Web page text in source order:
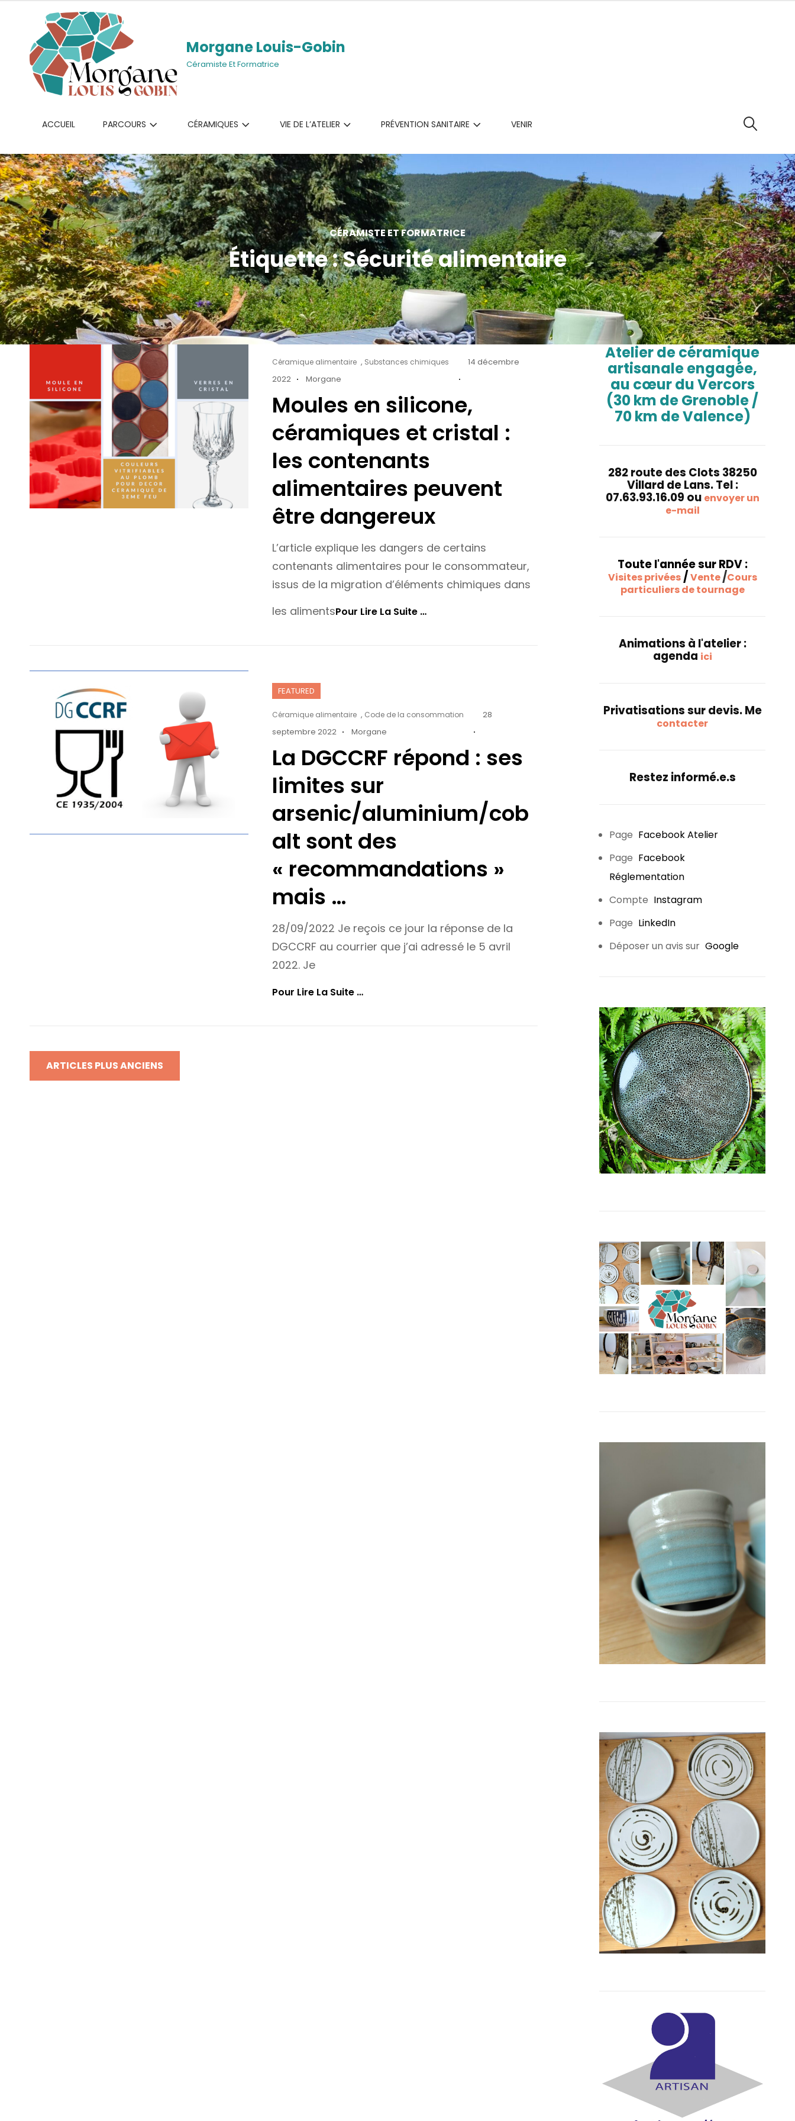
Morgane Louis-Gobin
Céramiste Et Formatrice
ACCUEIL PARCOURS CÉRAMIQUES VIE DE L’ATELIER PRÉVENTION SANITAIRE VENIR
CÉRAMISTE ET FORMATRICE
Étiquette :Sécurité alimentaire
Cat
Céramique alimentaire , Substances chimiques
Posted
14 décembre
2022
Morgane
Moules en silicone,
céramiques et cristal :
les contenants
alimentaires peuvent
être dangereux
L’article explique les dangers de certains
contenants alimentaires pour le consommateur,
issus de la migration d’éléments chimiques dans
les alimentsPour Lire La Suite …Moules
Peuvent
FEATURED
Cat
Céramique alimentaire , Code de la consommation
Posted
28
septembre 2022
Morgane
La DGCCRF répond : ses
limites sur
arsenic/aluminium/cob
alt sont des
« recommandations »
mais …
28/09/2022 Je reçois ce jour la réponse de la
DGCCRF au courrier que j’ai adressé le 5 avril
2022. Je
Pour Lire La Suite …La
Navigation
desARTICLES PLUS ANCIENS
Atelier de céramique
artisanale engagée,
au cœur du Vercors
(30 km de Grenoble /
70 km de Valence)
282 route des Clots 38250
Villard de Lans. Tel :
07.63.93.16.09 ou envoyer un
e-mail
Toute l'année sur RDV :
Visites privées/Vente/Cours
particuliers de tournage
Animations à l'atelier :
agenda ici
Privatisations sur devis. Me
contacter
Restez informé.e.s
Page Facebook Atelier
Page Facebook
Réglementation
Compte Instagram
Page LinkedIn
Déposer un avis sur Google